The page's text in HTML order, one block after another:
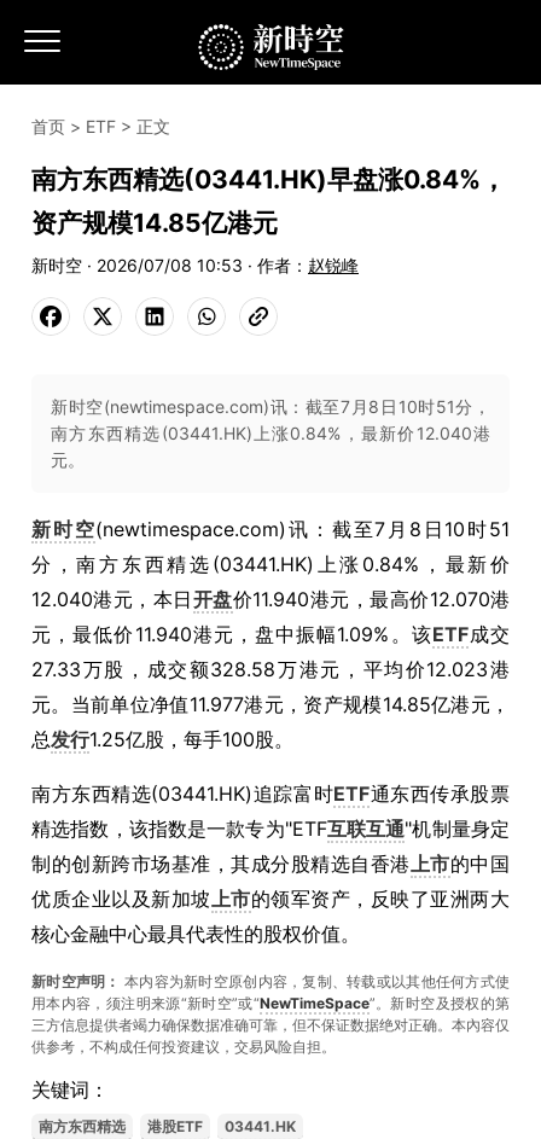
首页 > ETF > 正文
南方东西精选(03441.HK)早盘涨0.84%，
资产规模14.85亿港元
新时空 · 2026/07/08 10:53 · 作者： 赵锐峰
新时空(newtimespace.com)讯：截至7月8日10时51分，
南方东西精选(03441.HK)上涨0.84%，最新价12.040港
元。
新时空(newtimespace.com)讯：截至7月8日10时51
分，南方东西精选(03441.HK)上涨0.84%，最新价
12.040港元，本日开盘价11.940港元，最高价12.070港
元，最低价11.940港元，盘中振幅1.09%。该ETF成交
27.33万股，成交额328.58万港元，平均价12.023港
元。当前单位净值11.977港元，资产规模14.85亿港元，
总发行1.25亿股，每手100股。
南方东西精选(03441.HK)追踪富时ETF通东西传承股票
精选指数，该指数是一款专为"ETF互联互通"机制量身定
制的创新跨市场基准，其成分股精选自香港上市的中国
优质企业以及新加坡上市的领军资产，反映了亚洲两大
核心金融中心最具代表性的股权价值。
新时空声明： 本内容为新时空原创内容，复制、转载或以其他任何方式使
用本内容，须注明来源“新时空”或“NewTimeSpace”。新时空及授权的第
三方信息提供者竭力确保数据准确可靠，但不保证数据绝对正确。本內容仅
供参考，不构成任何投资建议，交易风险自担。
关键词：
南方东西精选 港股ETF 03441.HK